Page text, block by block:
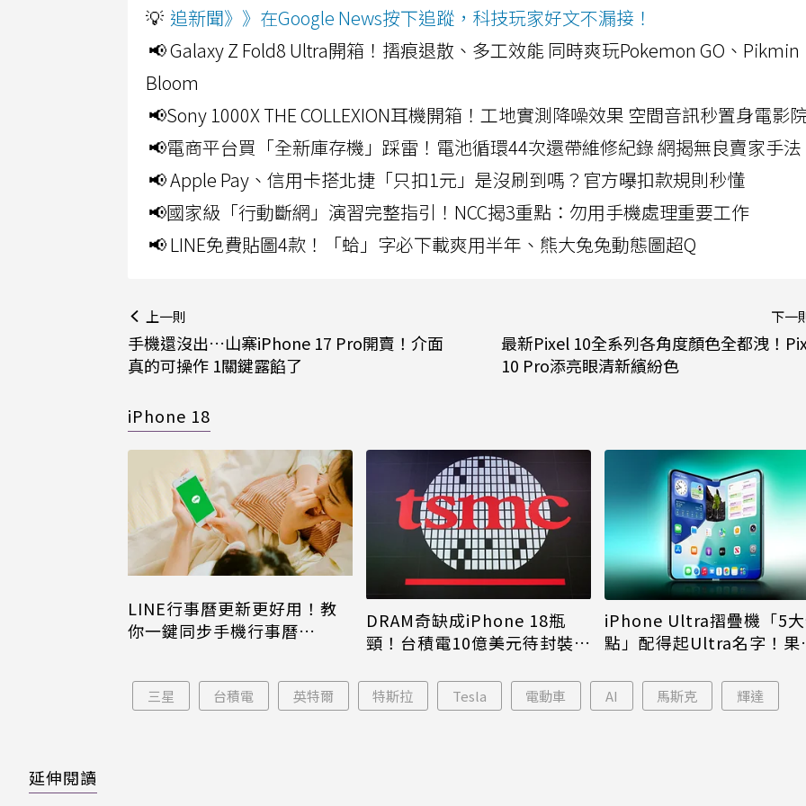
💡 追新聞》》在Google News按下追蹤，科技玩家好文不漏接！
📢 Galaxy Z Fold8 Ultra開箱！摺痕退散、多工效能 同時爽玩Pokemon GO、Pikmin
Bloom
📢Sony 1000X THE COLLEXION耳機開箱！工地實測降噪效果 空間音訊秒置身電影
📢電商平台買「全新庫存機」踩雷！電池循環44次還帶維修紀錄 網揭無良賣家手法
📢 Apple Pay、信用卡搭北捷「只扣1元」是沒刷到嗎？官方曝扣款規則秒懂
📢國家級「行動斷網」演習完整指引！NCC揭3重點：勿用手機處理重要工作
📢 LINE免費貼圖4款！「蛤」字必下載爽用半年、熊大兔兔動態圖超Q
上一則
手機還沒出…山寨iPhone 17 Pro開賣！介面
真的可操作 1關鍵露餡了
下一
最新Pixel 10全系列各角度顏色全都洩！
10 Pro添亮眼清新繽紛色
iPhone 18
LINE行事曆更新更好用！教
你一鍵同步手機行事曆
DRAM奇缺成iPhone 18瓶
頸！台積電10億美元待封裝晶
iPhone Ultra摺疊機「5
點」配得起Ultra名字！果
三星 台積電 英特爾 特斯拉 Tesla 電動車 AI 馬斯克 輝達
延伸閱讀